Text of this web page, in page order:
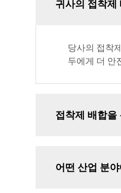
귀사의 접착제
당사의 접착
두에게 더 안
접착제 배합을
어떤 산업 분